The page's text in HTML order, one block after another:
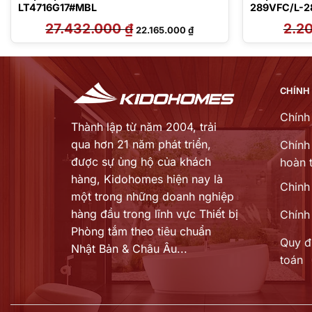
LT4716G17#MBL
27.432.000₫ Giá
gốc
là:
22.165.000₫Giá
hiện
tại
22.165.000 ₫.
289VFC/L-
₫.
Thành lập từ năm 2004, trải
qua hơn 21 năm phát triển,
được sự ủng hộ của khách
hàng, Kidohomes hiện nay là
một trong những doanh nghiệp
hàng đầu trong lĩnh vực Thiết bị
Phòng tắm theo tiêu chuẩn
Nhật Bản & Châu Âu...
CHÍNH
hoàn
Quy
toán